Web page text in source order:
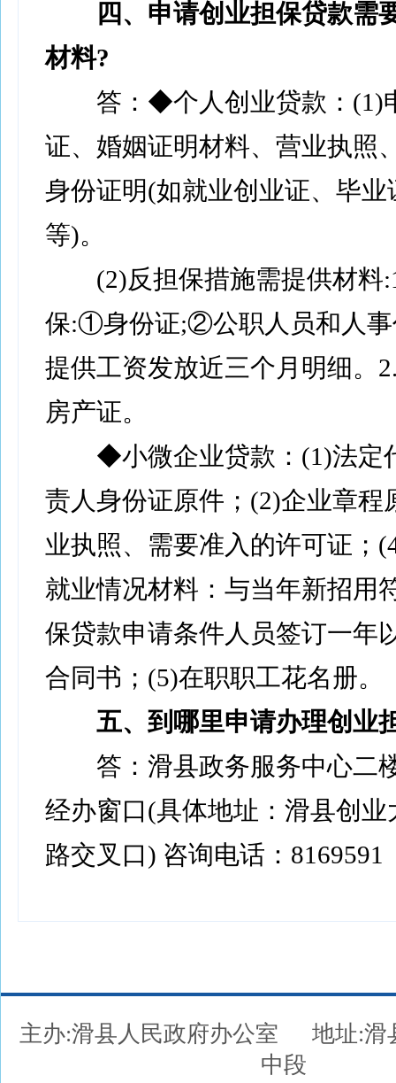
四、申请创业担保贷款需
材料?
答：◆个人创业贷款：(1)
证、婚姻证明材料、营业执照
身份证明(如就业创业证、毕业
等)。
(2)反担保措施需提供材料
保:①身份证;②公职人员和人事
提供工资发放近三个月明细。
房产证。
◆小微企业贷款：(1)法定
责人身份证原件；(2)企业章程
业执照、需要准入的许可证；
就业情况材料：与当年新招用
保贷款申请条件人员签订一年
合同书；(5)在职职工花名册。
五、到哪里申请办理创业
答：滑县政务服务中心二
经办窗口(具体地址：滑县创业
路交叉口) 咨询电话：8169591
主办:滑县人民政府办公室
地址:滑
中段